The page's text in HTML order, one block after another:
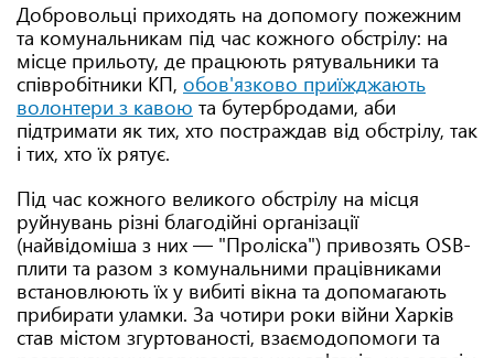
Добровольці приходять на допомогу пожежним
та комунальникам під час кожного обстрілу: на
місце прильоту, де працюють рятувальники та
співробітники КП, обов'язково приїжджають
волонтери з кавою та бутербродами, аби
підтримати як тих, хто постраждав від обстрілу, так
і тих, хто їх рятує.
Під час кожного великого обстрілу на місця
руйнувань різні благодійні організації
(найвідоміша з них — "Проліска") привозять OSB-
плити та разом з комунальними працівниками
встановлюють їх у вибиті вікна та допомагають
прибирати уламки. За чотири роки війни Харків
став містом згуртованості, взаємодопомоги та